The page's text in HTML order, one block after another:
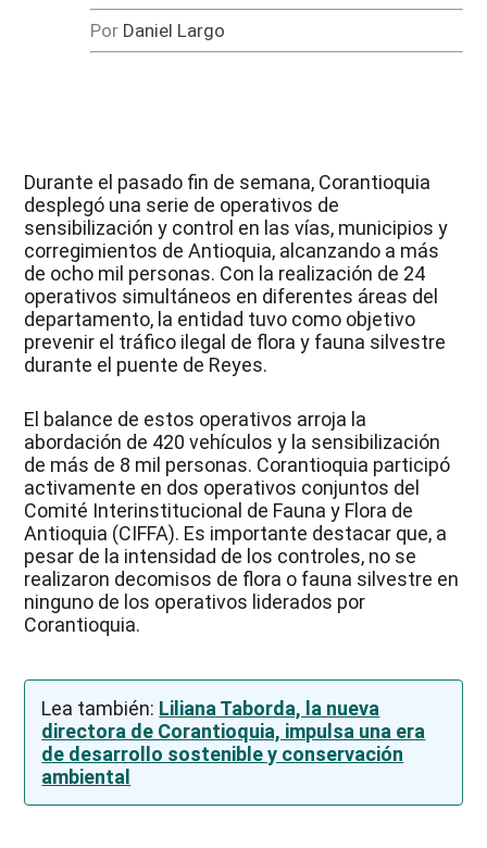
Por Daniel Largo
Durante el pasado fin de semana, Corantioquia
desplegó una serie de operativos de
sensibilización y control en las vías, municipios y
corregimientos de Antioquia, alcanzando a más
de ocho mil personas. Con la realización de 24
operativos simultáneos en diferentes áreas del
departamento, la entidad tuvo como objetivo
prevenir el tráfico ilegal de flora y fauna silvestre
durante el puente de Reyes.
El balance de estos operativos arroja la
abordación de 420 vehículos y la sensibilización
de más de 8 mil personas. Corantioquia participó
activamente en dos operativos conjuntos del
Comité Interinstitucional de Fauna y Flora de
Antioquia (CIFFA). Es importante destacar que, a
pesar de la intensidad de los controles, no se
realizaron decomisos de flora o fauna silvestre en
ninguno de los operativos liderados por
Corantioquia.
Lea también: Liliana Taborda, la nueva
directora de Corantioquia, impulsa una era
de desarrollo sostenible y conservación
ambiental